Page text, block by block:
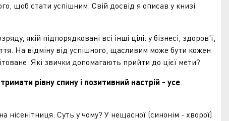
щоб стати успішним. Свій досвід я описав у книзі
якій підпорядковані всі інші цілі: у бізнесі, здоров'ї,
На відміну від успішного, щасливим може бути кожен
Які звички допомагають прийти до цієї мети?
рівну спину і позитивний настрій - усе
Суть у чому? У нещасної (синонім - хворої)